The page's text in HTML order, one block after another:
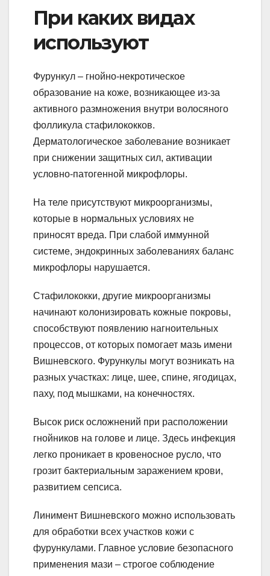
При каких видах
используют
Фурункул – гнойно-некротическое
образование на коже, возникающее из-за
активного размножения внутри волосяного
фолликула стафилококков.
Дерматологическое заболевание возникает
при снижении защитных сил, активации
условно-патогенной микрофлоры.
На теле присутствуют микроорганизмы,
которые в нормальных условиях не
приносят вреда. При слабой иммунной
системе, эндокринных заболеваниях баланс
микрофлоры нарушается.
Стафилококки, другие микроорганизмы
начинают колонизировать кожные покровы,
способствуют появлению нагноительных
процессов, от которых помогает мазь имени
Вишневского. Фурункулы могут возникать на
разных участках: лице, шее, спине, ягодицах,
паху, под мышками, на конечностях.
Высок риск осложнений при расположении
гнойников на голове и лице. Здесь инфекция
легко проникает в кровеносное русло, что
грозит бактериальным заражением крови,
развитием сепсиса.
Линимент Вишневского можно использовать
для обработки всех участков кожи с
фурункулами. Главное условие безопасного
применения мази – строгое соблюдение